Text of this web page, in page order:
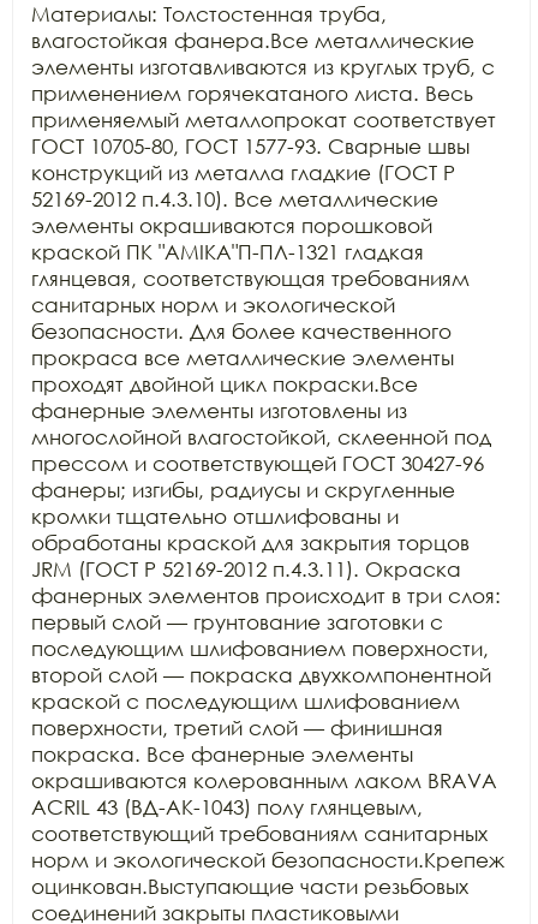
Материалы: Толстостенная труба,
влагостойкая фанера.Все металлические
элементы изготавливаются из круглых труб, с
применением горячекатаного листа. Весь
применяемый металлопрокат соответствует
ГОСТ 10705-80, ГОСТ 1577-93. Сварные швы
конструкций из металла гладкие (ГОСТ Р
52169-2012 п.4.3.10). Все металлические
элементы окрашиваются порошковой
краской ПК "АМIKA"П-ПЛ-1321 гладкая
глянцевая, соответствующая требованиям
санитарных норм и экологической
безопасности. Для более качественного
прокраса все металлические элементы
проходят двойной цикл покраски.Все
фанерные элементы изготовлены из
многослойной влагостойкой, склеенной под
прессом и соответствующей ГОСТ 30427-96
фанеры; изгибы, радиусы и скругленные
кромки тщательно отшлифованы и
обработаны краской для закрытия торцов
JRM (ГОСТ Р 52169-2012 п.4.3.11). Окраска
фанерных элементов происходит в три слоя:
первый слой — грунтование заготовки с
последующим шлифованием поверхности,
второй слой — покраска двухкомпонентной
краской с последующим шлифованием
поверхности, третий слой — финишная
покраска. Все фанерные элементы
окрашиваются колерованным лаком BRAVA
ACRIL 43 (ВД-АК-1043) полу глянцевым,
соответствующий требованиям санитарных
норм и экологической безопасности.Крепеж
оцинкован.Выступающие части резьбовых
соединений закрыты пластиковыми